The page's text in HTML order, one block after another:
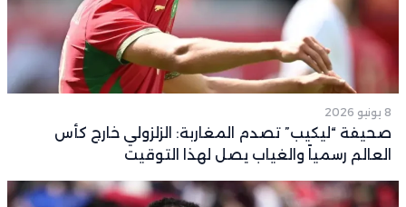
8 يونيو 2026
صحيفة “ليكيب” تصدم المغاربة: الزلزولي خارج كأس
العالم رسمياً والغياب يصل لهذا التوقيت